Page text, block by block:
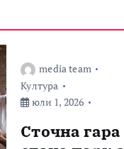
media team
Култура
юли 1, 2026
Сточна гара